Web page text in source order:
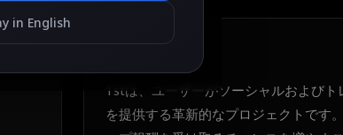
in English
1stは、ユーザーがソーシャルおよび
を提供する革新的なプロジェクトです